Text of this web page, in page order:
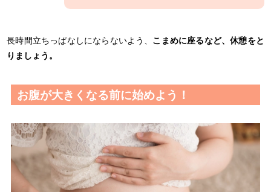
長時間立ちっぱなしにならないよう、 こまめに座るなど、休憩をと
りましょう。
お腹が大きくなる前に始めよう！